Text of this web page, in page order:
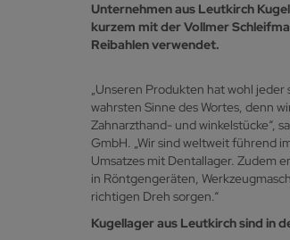
Unternehmen aus Leutkirch
kurzem mit der Vollmer
Reibahlen verwendet.
„Unseren Produkten hat wohl jeder
wahrsten Sinne des Wortes, denn
Zahnarzthand- und winkelstücke“,
GmbH. „Wir sind weltweit führend
Umsatzes mit Dentallager. Zudem
in Röntgengeräten,
richtigen Dreh sorgen.“
Kugellager aus Leutkirch sind in